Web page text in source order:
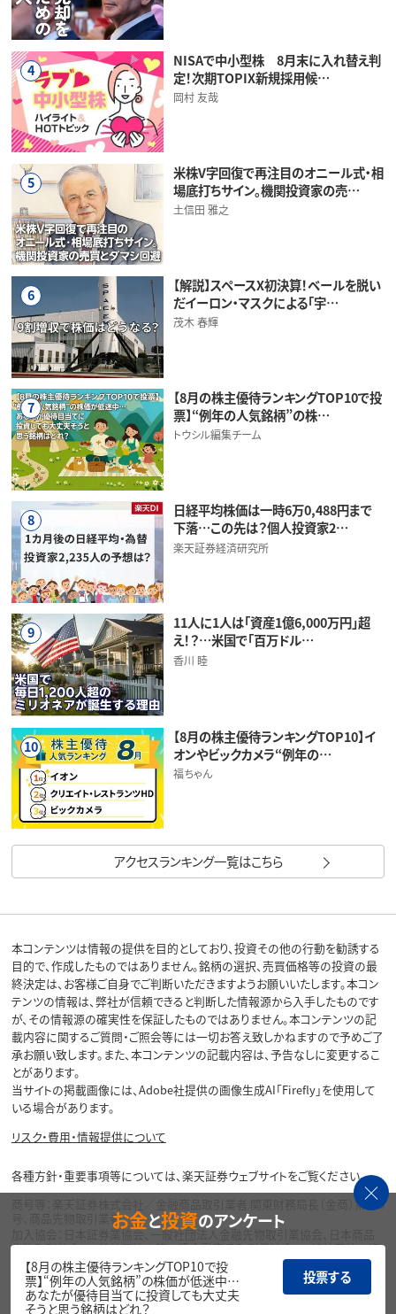
4
NISAで中小型株 8月末に入れ替え判
定！次期TOPIX新規採用候…
岡村 友哉
5
米株V字回復で再注目のオニール式・相
場底打ちサイン。機関投資家の売…
土信田 雅之
6
【解説】スペースX初決算！ベールを脱い
だイーロン・マスクによる「宇…
茂木 春輝
7
【8月の株主優待ランキングTOP10で投
票】“例年の人気銘柄”の株…
トウシル編集チーム
8
日経平均株価は一時6万0,488円まで
下落…この先は？個人投資家2…
楽天証券経済研究所
9
11人に1人は「資産1億6,000万円」超
え！？…米国で「百万ドル…
香川 睦
10
【8月の株主優待ランキングTOP10】イ
オンやビックカメラ“例年の…
福ちゃん
アクセスランキング一覧はこちら
本コンテンツは情報の提供を目的としており、投資その他の行動を勧誘する
目的で、作成したものではありません。銘柄の選択、売買価格等の投資の最
終決定は、お客様ご自身でご判断いただきますようお願いいたします。本コン
テンツの情報は、弊社が信頼できると判断した情報源から入手したものです
が、その情報源の確実性を保証したものではありません。本コンテンツの記
載内容に関するご質問・ご照会等には一切お答え致しかねますので予めご了
承お願い致します。また、本コンテンツの記載内容は、予告なしに変更するこ
とがあります。
当サイトの掲載画像には、Adobe社提供の画像生成AI「Firefly」を使用して
いる場合があります。
リスク・費用・情報提供について
各種方針・重要事項等については、楽天証券ウェブサイトをご覧ください。
商号等：楽天証券株式会社／金融商品取引業者 関東財務局長（金商）第195
号、商品先物取引業者
加入協会：日本証券業協会、一般社団法人金融先物取引業協会、日本商品
先物取引協会、一般社団法人第二種金融商品取引業協会、一般社団法人資
産運用業協会
Copyright©
1999-2026 Rakuten Securities, Inc. All
お金と投資のアンケート
【8月の株主優待ランキングTOP10で投
票】“例年の人気銘柄”の株価が低迷中…
あなたが優待目当てに投資しても大丈夫
そうと思う銘柄はどれ？
投票する